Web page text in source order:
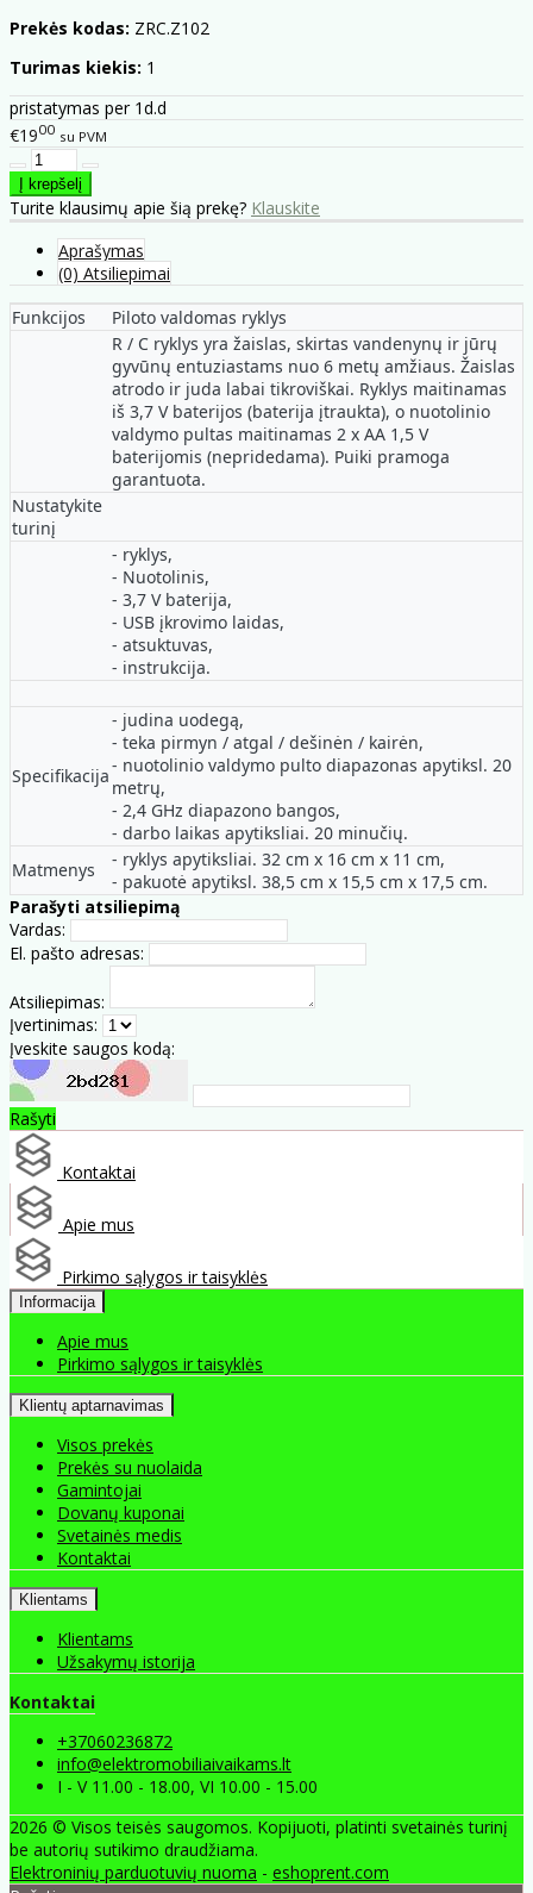
Prekės kodas: ZRC.Z102
Turimas kiekis: 1
pristatymas per 1d.d
€1900 su PVM
Turite klausimų apie šią prekę? Klauskite
Aprašymas
(0) Atsiliepimai
Funkcijos
Piloto valdomas ryklys
R / C ryklys yra žaislas, skirtas vandenynų ir jūrų
gyvūnų entuziastams nuo 6 metų amžiaus. Žaislas
atrodo ir juda labai tikroviškai. Ryklys maitinamas
iš 3,7 V baterijos (baterija įtraukta), o nuotolinio
valdymo pultas maitinamas 2 x AA 1,5 V
baterijomis (nepridedama). Puiki pramoga
garantuota.
Nustatykite
turinį
- ryklys,
- Nuotolinis,
- 3,7 V baterija,
- USB įkrovimo laidas,
- atsuktuvas,
- instrukcija.
Specifikacija
- judina uodegą,
- teka pirmyn / atgal / dešinėn / kairėn,
- nuotolinio valdymo pulto diapazonas apytiksl. 20
metrų,
- 2,4 GHz diapazono bangos,
- darbo laikas apytiksliai. 20 minučių.
Matmenys
- ryklys apytiksliai. 32 cm x 16 cm x 11 cm,
- pakuotė apytiksl. 38,5 cm x 15,5 cm x 17,5 cm.
Parašyti atsiliepimą
Vardas:
El. pašto adresas:
Atsiliepimas:
Įvertinimas:
Įveskite saugos kodą:
Rašyti
Kontaktai
Apie mus
Pirkimo sąlygos ir taisyklės
Informacija
Apie mus
Pirkimo sąlygos ir taisyklės
Klientų aptarnavimas
Visos prekės
Prekės su nuolaida
Gamintojai
Dovanų kuponai
Svetainės medis
Kontaktai
Klientams
Klientams
Užsakymų istorija
Kontaktai
+37060236872
info@elektromobiliaivaikams.lt
I - V 11.00 - 18.00, VI 10.00 - 15.00
2026 © Visos teisės saugomos. Kopijuoti, platinti svetainės turinį
be autorių sutikimo draudžiama.
Elektroninių parduotuvių nuoma - eshoprent.com